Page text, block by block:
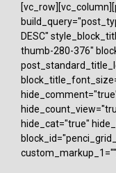
DESC"
thumb-280-376"
hide_cat="true"